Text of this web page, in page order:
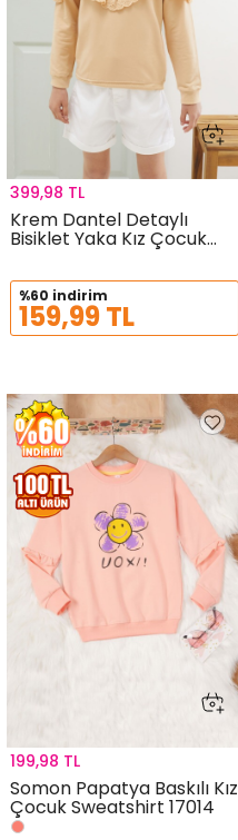
Krem Dantel Detaylı
Bisiklet Yaka Kız Çocuk
Sweatshirt 18543
399,98 TL
%60 indirim
159,99 TL
Somon Papatya Baskılı Kız
Çocuk Sweatshirt 17014
199,98 TL